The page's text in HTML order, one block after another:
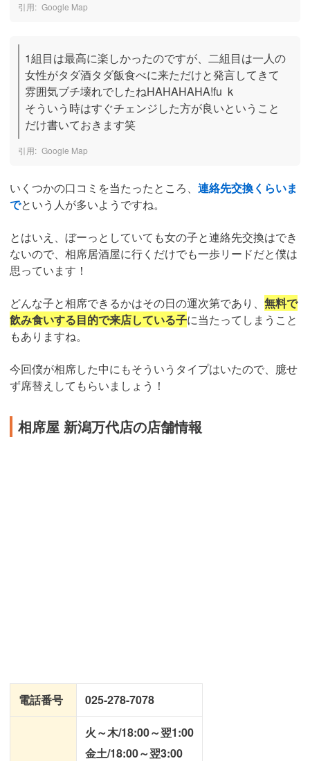
Google Map
1組目は最高に楽しかったのですが、二組目は一人の
女性がタダ酒タダ飯食べに来ただけと発言してきて
雰囲気ブチ壊れでしたねHAHAHAHA!fu  k
そういう時はすぐチェンジした方が良いということ
だけ書いておきます笑
Google Map
いくつかの口コミを当たったところ、 連絡先交換くらいま
でという人が多いようですね。
とはいえ、ぼーっとしていても女の子と連絡先交換はでき
ないので、相席居酒屋に行くだけでも一歩リードだと僕は
思っています！
どんな子と相席できるかはその日の運次第であり、 無料で
飲み食いする目的で来店している子に当たってしまうこと
もありますね。
今回僕が相席した中にもそういうタイプはいたので、臆せ
ず席替えしてもらいましょう！
相席屋 新潟万代店の店舗情報
電話番号 025-278-7078
火～木/18:00～翌1:00
金土/18:00～翌3:00